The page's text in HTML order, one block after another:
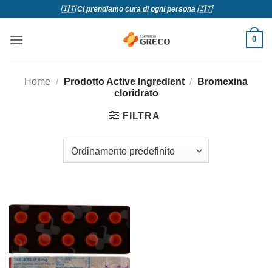
contenuti
🇮🇹 Ci prendiamo cura di ogni persona 🇮🇹
0
Home / Prodotto Active Ingredient /
Bromexina
cloridrato
FILTRA